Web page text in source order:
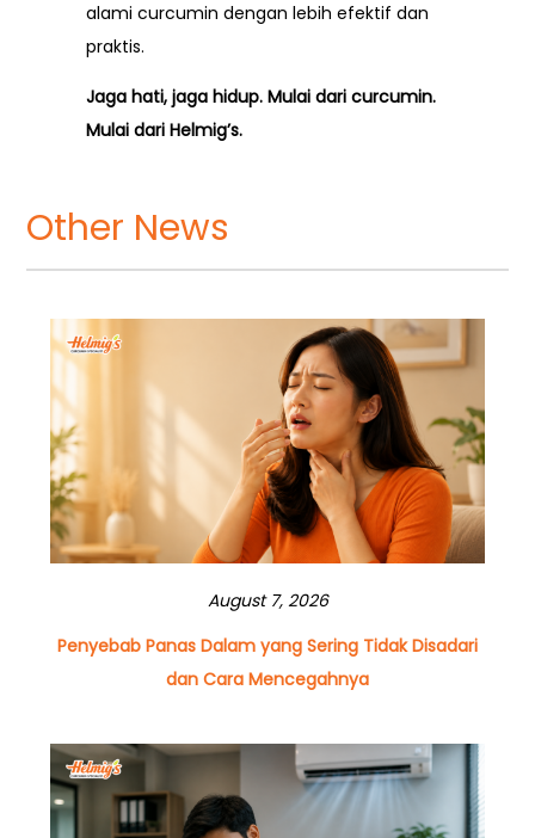
alami curcumin dengan lebih efektif dan
praktis.
Jaga hati, jaga hidup. Mulai dari curcumin.
Mulai dari Helmig’s.
Other News
August 7, 2026
Penyebab Panas Dalam yang Sering Tidak Disadari
dan Cara Mencegahnya